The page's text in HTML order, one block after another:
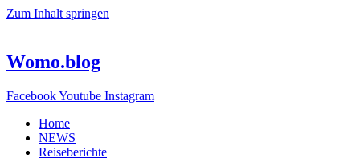
Zum Inhalt springen
Womo.blog
FacebookYoutube Instagram
Home
NEWS
Reiseberichte